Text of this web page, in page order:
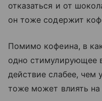
отказаться и от
он тоже содержит
Помимо кофеина, в
одно стимулирующее
действие слабее, чем
тоже может влиять на